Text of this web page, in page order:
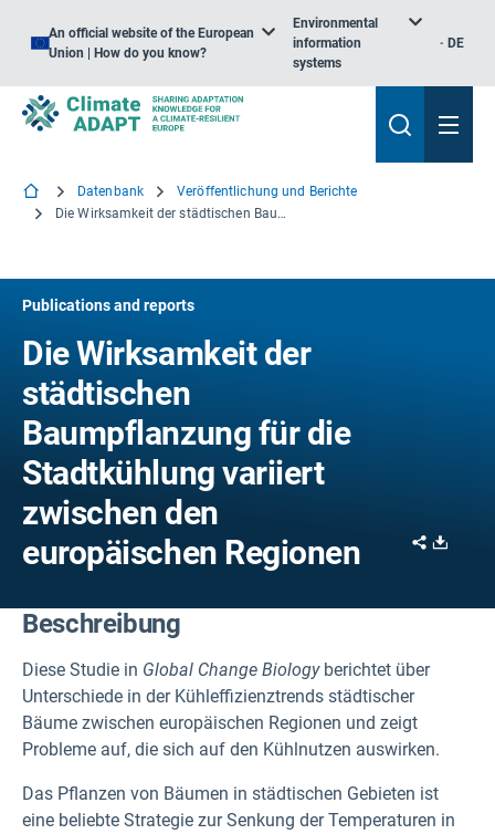
An official website of the European
Union | How do you know?
Environmental
information
systems
DE
Datenbank
Veröffentlichung und Berichte
Die Wirksamkeit der städtischen Baumpflanzung für die Stadtkühlung variiert zwischen den europäischen Regionen
Publications and reports
Die Wirksamkeit der
städtischen
Baumpflanzung für die
Stadtkühlung variiert
zwischen den
europäischen Regionen
Share
Beschreibung
Diese Studie in Global Change Biologyberichtet über
Unterschiede in der Kühleffizienztrends städtischer
Bäume zwischen europäischen Regionen und zeigt
Probleme auf, die sich auf den Kühlnutzen auswirken.
Das Pflanzen von Bäumen in städtischen Gebieten ist
eine beliebte Strategie zur Senkung der Temperaturen in